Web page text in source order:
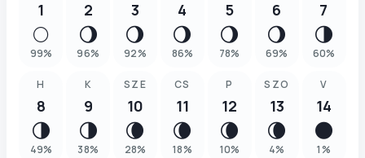
1
🌕
99%
2
🌖
96%
3
🌖
92%
4
🌖
86%
5
🌖
78%
6
🌖
69%
7
🌗
60%
H
8
🌗
49%
K
9
🌗
38%
SZE
10
🌘
28%
CS
11
🌘
18%
P
12
🌘
10%
SZO
13
🌘
4%
V
14
🌑
1 %